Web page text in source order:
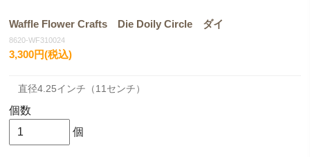
Waffle Flower Crafts Die Doily Circle ダイ
8620-WF310024
3,300円(税込)
直径4.25インチ（11センチ）
個数
個